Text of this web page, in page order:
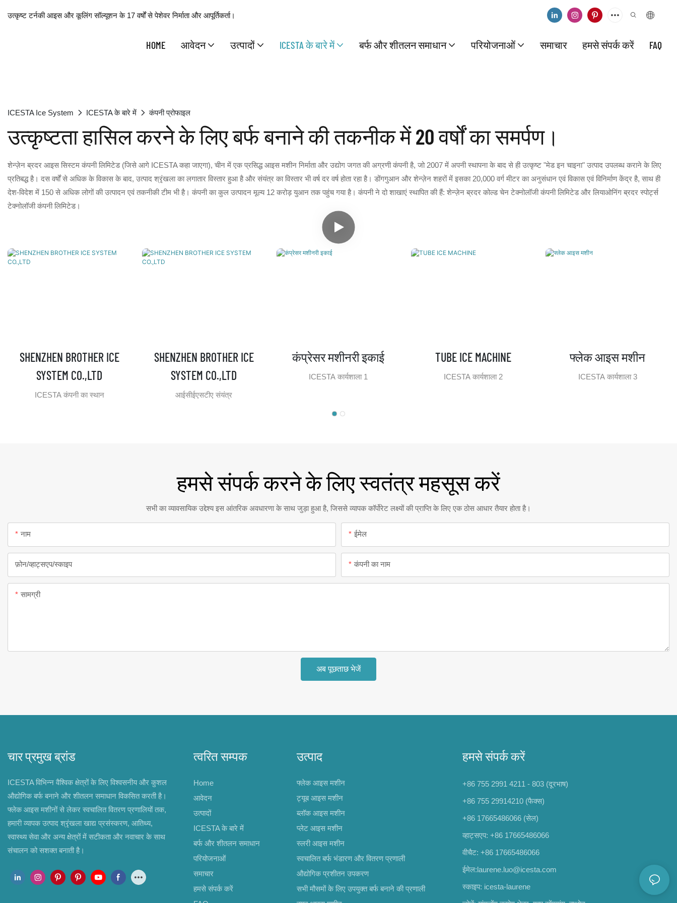
उत्कृष्ट टर्नकी आइस और कूलिंग सॉल्यूशन के 17 वर्षों से पेशेवर निर्माता और आपूर्तिकर्ता।
HOME आवेदन उत्पादों ICESTA के बारे में बर्फ और शीतलन समाधान परियोजनाओं समाचार हमसे संपर्क करें FAQ
ICESTA Ice System ICESTA के बारे में कंपनी प्रोफाइल
उत्कृष्टता हासिल करने के लिए बर्फ बनाने की तकनीक में 20 वर्षों का समर्पण।
शेन्ज़ेन ब्रदर आइस सिस्टम कंपनी लिमिटेड (जिसे आगे ICESTA कहा जाएगा), चीन में एक प्रसिद्ध आइस मशीन निर्माता और उद्योग जगत की अग्रणी कंपनी है, जो 2007 में अपनी स्थापना के बाद से ही उत्कृष्ट "मेड इन चाइना" उत्पाद उपलब्ध कराने के लिए
प्रतिबद्ध है। दस वर्षों से अधिक के विकास के बाद, उत्पाद श्रृंखला का लगातार विस्तार हुआ है और संयंत्र का विस्तार भी वर्ष दर वर्ष होता रहा है। डोंगगुआन और शेन्ज़ेन शहरों में इसका 20,000 वर्ग मीटर का अनुसंधान एवं विकास एवं विनिर्माण केंद्र है, साथ ही
देश-विदेश में 150 से अधिक लोगों की उत्पादन एवं तकनीकी टीम भी है। कंपनी का कुल उत्पादन मूल्य 12 करोड़ युआन तक पहुंच गया है। कंपनी ने दो शाखाएं स्थापित की हैं: शेन्ज़ेन ब्रदर कोल्ड चेन टेक्नोलॉजी कंपनी लिमिटेड और लियाओनिंग ब्रदर स्पोर्ट्स
टेक्नोलॉजी कंपनी लिमिटेड।
SHENZHEN BROTHER ICE
SYSTEM CO.,LTD
ICESTA कंपनी का स्थान
SHENZHEN BROTHER ICE
SYSTEM CO.,LTD
आईसीईएसटीए संयंत्र
कंप्रेसर मशीनरी इकाई
ICESTA कार्यशाला 1
TUBE ICE MACHINE
ICESTA कार्यशाला 2
फ्लेक आइस मशीन
ICESTA कार्यशाला 3
हमसे संपर्क करने के लिए स्वतंत्र महसूस करें
सभी का व्यावसायिक उद्देश्य इस आंतरिक अवधारणा के साथ जुड़ा हुआ है, जिससे व्यापक कॉर्पोरेट लक्ष्यों की प्राप्ति के लिए एक ठोस आधार तैयार होता है।
नाम ईमेल
फ़ोन/व्हाट्सएप/स्काइप कंपनी का नाम
सामग्री
अब पूछताछ भेजें
चार प्रमुख ब्रांड
ICESTA विभिन्न वैश्विक क्षेत्रों के लिए विश्वसनीय और कुशल
औद्योगिक बर्फ बनाने और शीतलन समाधान विकसित करती है।
फ्लेक आइस मशीनों से लेकर स्वचालित वितरण प्रणालियों तक,
हमारी व्यापक उत्पाद श्रृंखला खाद्य प्रसंस्करण, आतिथ्य,
स्वास्थ्य सेवा और अन्य क्षेत्रों में सटीकता और नवाचार के साथ
संचालन को सशक्त बनाती है।
त्वरित सम्पक
Home
आवेदन
उत्पादों
ICESTA के बारे में
बर्फ और शीतलन समाधान
परियोजनाओं
समाचार
हमसे संपर्क करें
उत्पाद
फ्लेक आइस मशीन
ट्यूब आइस मशीन
ब्लॉक आइस मशीन
प्लेट आइस मशीन
स्लरी आइस मशीन
स्वचालित बर्फ भंडारण और वितरण प्रणाली
औद्योगिक प्रशीतन उपकरण
सभी मौसमों के लिए उपयुक्त बर्फ बनाने की प्रणाली
हमसे संपर्क करें
+86 755 2991 4211 - 803 (दूरभाष)
+86 755 29914210 (फैक्स)
+86 17665486066 (सेल)
व्हाट्सएप: +86 17665486066
वीचैट: +86 17665486066
ईमेल:laurene.luo@icesta.com
स्काइप: icesta-laurene